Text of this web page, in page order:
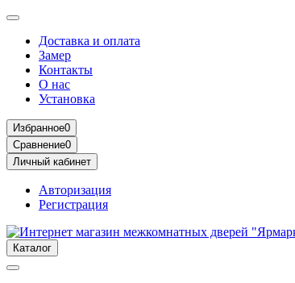
Доставка и оплата
Замер
Контакты
О нас
Установка
Избранное0
Сравнение0
Личный кабинет
Авторизация
Регистрация
Каталог